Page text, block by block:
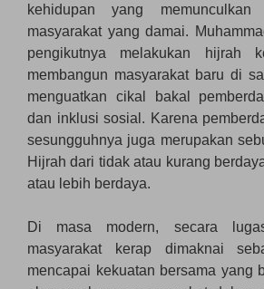
kehidupan yang memunculkan
masyarakat yang damai.
pengikutnya melakukan hijrah
membangun masyarakat baru di
menguatkan cikal bakal
dan inklusi sosial. Karena
sesungguhnya juga merupakan
Hijrah dari tidak atau kurang
atau lebih berdaya.
Di masa modern, secara
masyarakat kerap dimaknai
mencapai kekuatan bersama yang